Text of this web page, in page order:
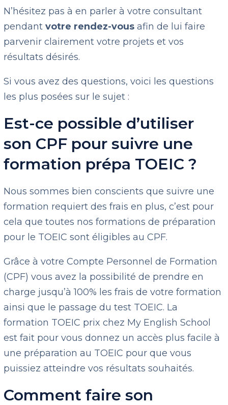
N’hésitez pas à en parler à votre consultant
pendantvotre rendez-vous afin de lui faire
parvenir clairement votre projets et vos
résultats désirés.
Si vous avez des questions, voici les questions
les plus posées sur le sujet :
Est-ce possible d’utiliser
son CPF pour suivre une
formation prépa TOEIC ?
Nous sommes bien conscients que suivre une
formation requiert des frais en plus, c’est pour
cela que toutes nos formations de préparation
pour le TOEIC sont éligibles au CPF.
Grâce à votre Compte Personnel de Formation
(CPF) vous avez la possibilité de prendre en
charge jusqu’à 100% les frais de votre formation
ainsi que le passage du test TOEIC. La
formation TOEIC prix chez My English School
est fait pour vous donnez un accès plus facile à
une préparation au TOEIC pour que vous
puissiez atteindre vos résultats souhaités.
Comment faire son